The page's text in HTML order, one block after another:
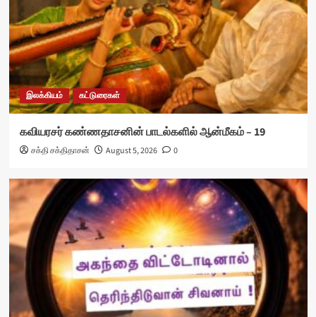
இலக்கியம் கட்டுரைகள்
கவியரசர் கண்ணதாசனின் பாடல்களில் ஆன்மீகம் – 19
சக்தி சக்திதாசன் August 5, 2026 0